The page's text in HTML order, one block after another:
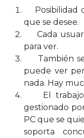
Posibilidad
que se desee.
Cada
para ver.
También se
puede ver
nada. Hay
El trabajo
gestionado
PC que se
soporta